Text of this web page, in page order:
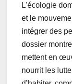
L’écologie
et le
intégrer des
dossier
mettent en
nourrit les